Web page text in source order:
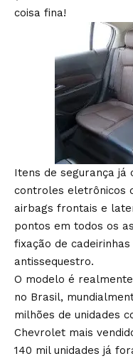
coisa fina!
Itens de segurança já
controles eletrônicos
airbags frontais e
pontos em todos os
fixação de
antissequestro.
O modelo é
no Brasil,
milhões de unidades
Chevrolet mais
140 mil unidades já